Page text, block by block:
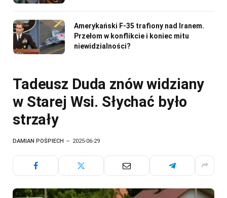
Amerykański F-35 trafiony nad Iranem.
Przełom w konflikcie i koniec mitu
niewidzialności?
Tadeusz Duda znów widziany
w Starej Wsi. Słychać było
strzały
DAMIAN POŚPIECH 2025-06-29